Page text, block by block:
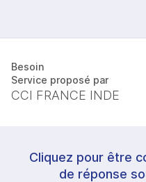
Besoin
Service proposé par
CCI FRANCE INDE
Cliquez pour être
de réponse